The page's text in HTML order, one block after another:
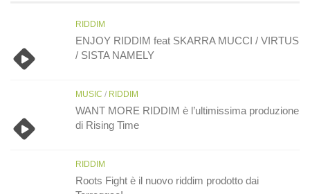
RIDDIM
ENJOY RIDDIM feat SKARRA MUCCI / VIRTUS
/ SISTA NAMELY
MUSIC / RIDDIM
WANT MORE RIDDIM è l’ultimissima produzione
di Rising Time
RIDDIM
Roots Fight è il nuovo riddim prodotto dai